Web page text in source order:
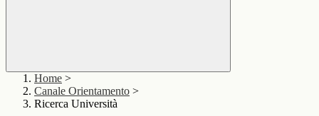
Home >
Canale Orientamento >
Ricerca Università